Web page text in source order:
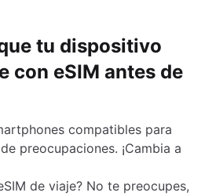
tu dispositivo
con eSIM antes de
compatibles para
preocupaciones. ¡Cambia a
de viaje? No te preocupes,